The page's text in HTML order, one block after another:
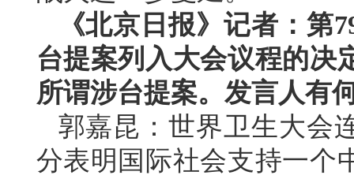
《北京日报》记者：第
台提案列入大会议程的决
所谓涉台提案。发言人有
郭嘉昆：世界卫生大会
分表明国际社会支持一个